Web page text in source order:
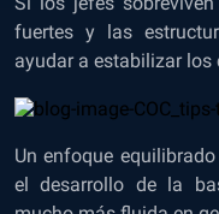
fuertes y las
ayudar a estabilizar los
Un enfoque
el desarrollo de la